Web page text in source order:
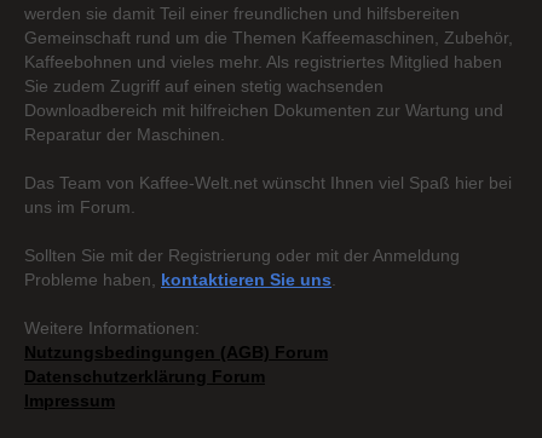
werden sie damit Teil einer freundlichen und hilfsbereiten
Gemeinschaft rund um die Themen Kaffeemaschinen, Zubehör,
Kaffeebohnen und vieles mehr. Als registriertes Mitglied haben
Sie zudem Zugriff auf einen stetig wachsenden
Downloadbereich mit hilfreichen Dokumenten zur Wartung und
Reparatur der Maschinen.
Das Team von Kaffee-Welt.net wünscht Ihnen viel Spaß hier bei
uns im Forum.
Sollten Sie mit der Registrierung oder mit der Anmeldung
Probleme haben, kontaktieren Sie uns
Weitere Informationen:
Nutzungsbedingungen (AGB) Forum
Datenschutzerklärung Forum
Impressum